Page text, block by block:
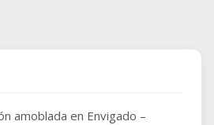
amoblada en Envigado –